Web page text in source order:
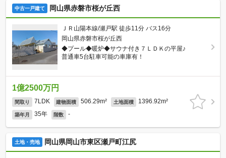
中古一戸建て 岡山県赤磐市桜が丘西
ＪＲ山陽本線/瀬戸駅 徒歩11分 バス16分
岡山県赤磐市桜が丘西
◆プール◆暖炉◆サウナ付き７ＬＤＫの平屋♪
普通車5台駐車可能の車庫有！
1億2500万円
間取り 7LDK 建物面積 506.29m² 土地面積 1396.92m²
築年月 35年 階数 -
土地・売地 岡山県岡山市東区瀬戸町江尻